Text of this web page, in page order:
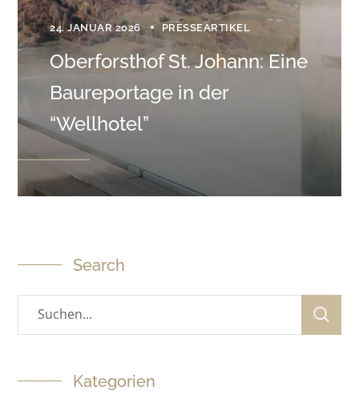
24. JANUAR 2026 PRESSEARTIKEL
Oberforsthof St. Johann: Eine
Baureportage in der
“Wellhotel”
Search
Kategorien